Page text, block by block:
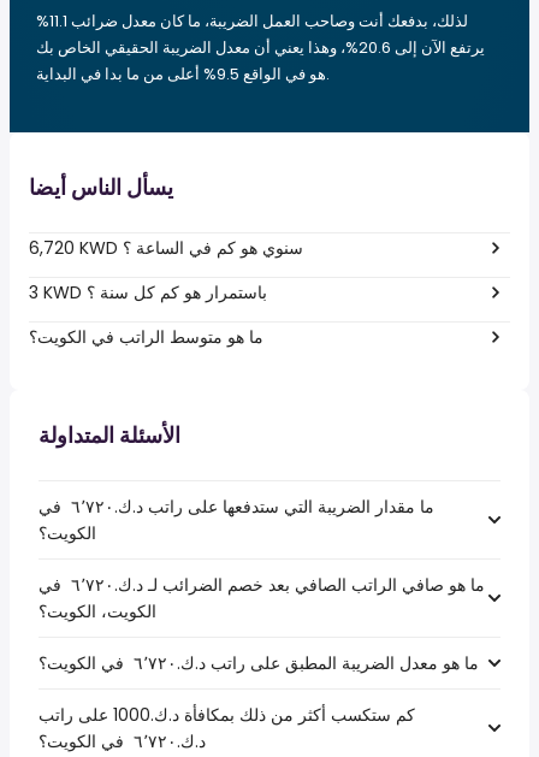
لذلك، بدفعك أنت وصاحب العمل الضريبة، ما كان معدل ضرائب 11.1%
يرتفع الآن إلى 20.6%، وهذا يعني أن معدل الضريبة الحقيقي الخاص بك
هو في الواقع 9.5% أعلى من ما بدا في البداية.
يسأل الناس أيضا
6,720 KWD سنوي هو كم في الساعة ؟
3 KWD باستمرار هو كم كل سنة ؟
ما هو متوسط الراتب في الكويت؟
الأسئلة المتداولة
ما مقدار الضريبة التي ستدفعها على راتب د.ك.‏٦٬٧٢٠ ‏ في
الكويت؟
ما هو صافي الراتب الصافي بعد خصم الضرائب لـ د.ك.‏٦٬٧٢٠ ‏ في
الكويت، الكويت؟
ما هو معدل الضريبة المطبق على راتب د.ك.‏٦٬٧٢٠ ‏ في الكويت؟
كم ستكسب أكثر من ذلك بمكافأة د.ك.1000 على راتب
د.ك.‏٦٬٧٢٠ ‏ في الكويت؟